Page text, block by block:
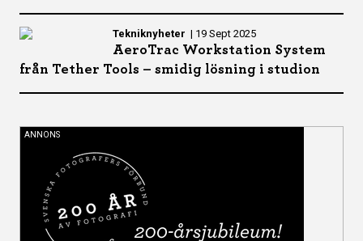
Tekniknyheter | 19 Sept 2025
AeroTrac Workstation System
från Tether Tools – smidig lösning i studion
ANNONS